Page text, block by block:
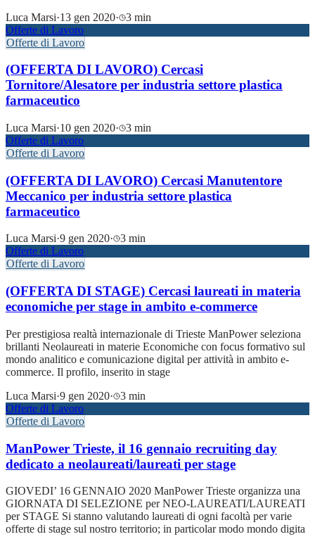
Luca Marsi·13 gen 2020·
3 min
Offerte di Lavoro
Offerte di Lavoro
(OFFERTA DI LAVORO) Cercasi
Tornitore/Alesatore per industria settore plastica
farmaceutico
Luca Marsi·10 gen 2020·
3 min
Offerte di Lavoro
Offerte di Lavoro
(OFFERTA DI LAVORO) Cercasi Manutentore
Meccanico per industria settore plastica
farmaceutico
Luca Marsi·9 gen 2020·
3 min
Offerte di Lavoro
Offerte di Lavoro
(OFFERTA DI STAGE) Cercasi laureati in materia
economiche per stage in ambito e-commerce
Per prestigiosa realtà internazionale di Trieste ManPower seleziona
brillanti Neolaureati in materie Economiche con focus formativo sul
mondo analitico e comunicazione digital per attività in ambito e-
commerce. Il profilo, inserito in stage
Luca Marsi·9 gen 2020·
3 min
Offerte di Lavoro
Offerte di Lavoro
ManPower Trieste, il 16 gennaio recruiting day
dedicato a neolaureati/laureati per stage
GIOVEDI’ 16 GENNAIO 2020 ManPower Trieste organizza una
GIORNATA DI SELEZIONE per NEO-LAUREATI/LAUREATI
per STAGE Si stanno valutando laureati di ogni facoltà per varie
offerte di stage sul nostro territorio; in particolar modo mondo digita